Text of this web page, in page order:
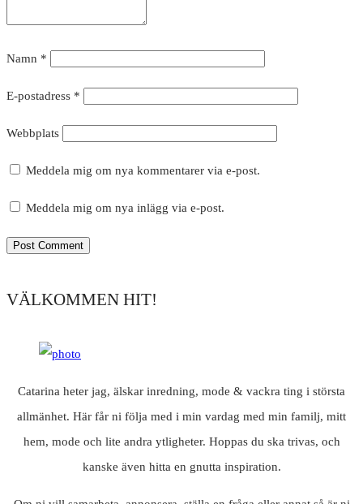
Namn *
E-postadress *
Webbplats
Meddela mig om nya kommentarer via e-post.
Meddela mig om nya inlägg via e-post.
VÄLKOMMEN HIT!
Catarina heter jag, älskar inredning, mode & vackra ting i största
allmänhet. Här får ni följa med i min vardag med min familj, mitt
hem, mode och lite andra ytligheter. Hoppas du ska trivas, och
kanske även hitta en gnutta inspiration.